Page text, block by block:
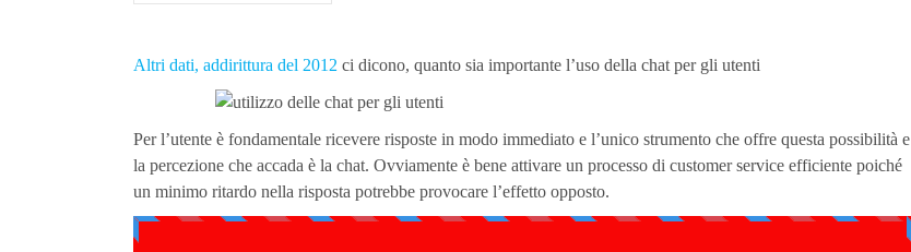
Altri dati, addirittura del 2012 ci dicono, quanto sia importante l’uso della chat per gli utenti
Per l’utente è fondamentale ricevere risposte in modo immediato e l’unico strumento che offre questa possibilità e
la percezione che accada è la chat. Ovviamente è bene attivare un processo di customer service efficiente poiché
un minimo ritardo nella risposta potrebbe provocare l’effetto opposto.